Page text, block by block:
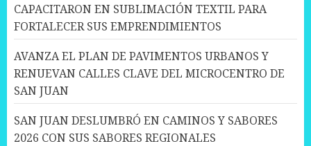
CAPACITARON EN SUBLIMACIÓN TEXTIL PARA
FORTALECER SUS EMPRENDIMIENTOS
AVANZA EL PLAN DE PAVIMENTOS URBANOS Y
RENUEVAN CALLES CLAVE DEL MICROCENTRO DE
SAN JUAN
SAN JUAN DESLUMBRÓ EN CAMINOS Y SABORES
2026 CON SUS SABORES REGIONALES